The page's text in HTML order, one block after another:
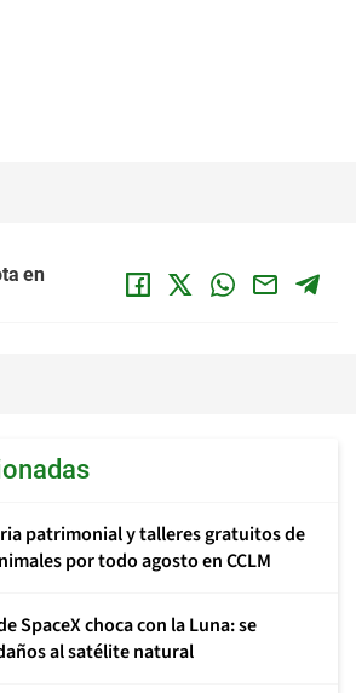
en
patrimonial y talleres gratuitos de
por todo agosto en CCLM
SpaceX choca con la Luna: se
al satélite natural